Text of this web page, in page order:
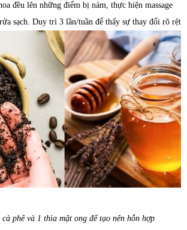
đều lên những điểm bị nám, thực hiện massage
sạch. Duy trì 3 lần/tuần để thấy sự thay đổi rõ rệt
phê và 1 thìa mật ong để tạo nên hỗn hợp